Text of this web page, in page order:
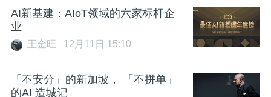
AI新基建：AIoT领域的六家标杆企
业
王金旺 12月11日 15:10
「不安分」的新加坡， 「不拼单」
的AI 造城记